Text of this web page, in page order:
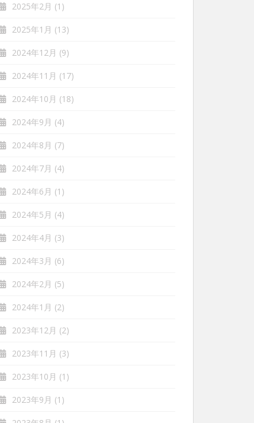
2025年2月 (1)
2025年1月 (13)
2024年12月 (9)
2024年11月 (17)
2024年10月 (18)
2024年9月 (4)
2024年8月 (7)
2024年7月 (4)
2024年6月 (1)
2024年5月 (4)
2024年4月 (3)
2024年3月 (6)
2024年2月 (5)
2024年1月 (2)
2023年12月 (2)
2023年11月 (3)
2023年10月 (1)
2023年9月 (1)